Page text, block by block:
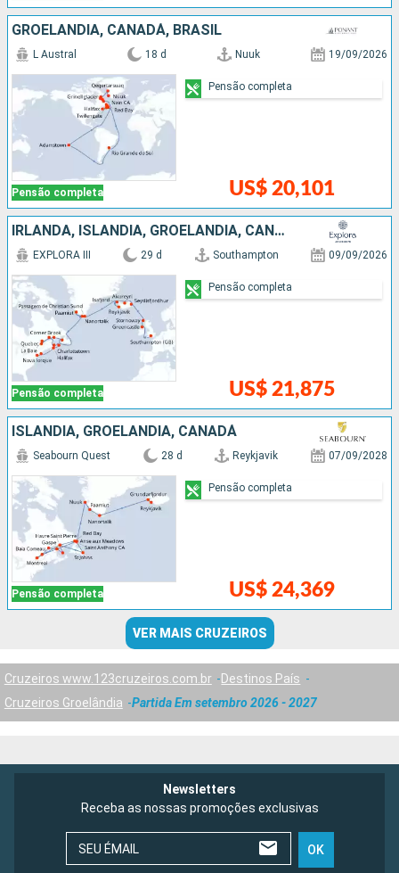
GROELÂNDIA, CANADÁ, BRASIL
Pensão completa
L Austral 18 d Nuuk 19/09/2026
US$ 20,101
Pensão completa
IRLANDA, ISLÂNDIA, GROELÂNDIA, CANADÁ, ESTADOS UNIDOS
Pensão completa
EXPLORA III 29 d Southampton 09/09/2026
US$ 21,875
Pensão completa
ISLÂNDIA, GROELÂNDIA, CANADÁ
Pensão completa
Seabourn Quest 28 d Reykjavik 07/09/2028
US$ 24,369
Pensão completa
VER MAIS CRUZEIROS
Cruzeiros www.123cruzeiros.com.br
Destinos País
Cruzeiros Groelândia
Partida Em setembro 2026 - 2027
Newsletters
Receba as nossas promoções exclusivas
SEU ÉMAIL OK